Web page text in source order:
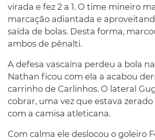
virada e fez 2 a 1. O time mineiro
marcação adiantada e
saída de bolas. Desta forma,
ambos de pênalti.
A defesa vascaína perdeu a bola
Nathan ficou com ela a acabou
carrinho de Carlinhos. O lateral
cobrar, uma vez que estava
com a camisa atleticana.
Com calma ele deslocou o goleiro